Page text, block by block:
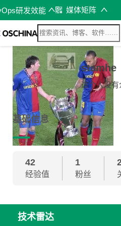
研发效能 媒体矩阵
stamhe
这个人没有
基础信息
42
经验值
1
粉丝
技术雷达